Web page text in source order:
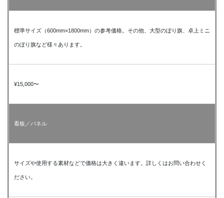
標準サイズ（600mm×1800mm）の参考価格。その他、大型のぼり旗、卓上ミニ
のぼり旗など様々あります。
¥15,000〜
看板／パネル
サイズや使用する素材などで価格は大きく違います。詳しくはお問い合わせく
ださい。